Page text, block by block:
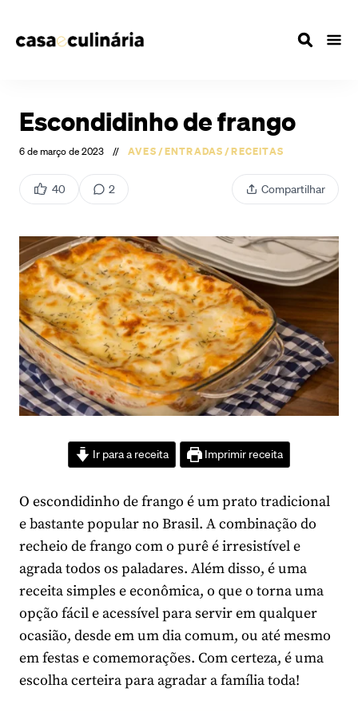
Escondidinho de frango
6 de março de 2023 // AVES/ENTRADAS/RECEITAS
40 2 Compartilhar
Ir para a receita Imprimir receita
O escondidinho de frango é um prato tradicional
e bastante popular no Brasil. A combinação do
recheio de frango com o purê é irresistível e
agrada todos os paladares. Além disso, é uma
receita simples e econômica, o que o torna uma
opção fácil e acessível para servir em qualquer
ocasião, desde em um dia comum, ou até mesmo
em festas e comemorações. Com certeza, é uma
escolha certeira para agradar a família toda!